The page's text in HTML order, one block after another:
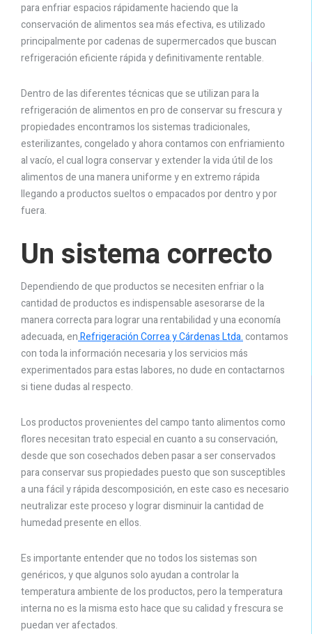
para enfriar espacios rápidamente haciendo que la
conservación de alimentos sea más efectiva, es utilizado
principalmente por cadenas de supermercados que buscan
refrigeración eficiente rápida y definitivamente rentable.
Dentro de las diferentes técnicas que se utilizan para la
refrigeración de alimentos en pro de conservar su frescura y
propiedades encontramos los sistemas tradicionales,
esterilizantes, congelado y ahora contamos con enfriamiento
al vacío, el cual logra conservar y extender la vida útil de los
alimentos de una manera uniforme y en extremo rápida
llegando a productos sueltos o empacados por dentro y por
fuera.
Un sistema correcto
Dependiendo de que productos se necesiten enfriar o la
cantidad de productos es indispensable asesorarse de la
manera correcta para lograr una rentabilidad y una economía
adecuada, enRefrigeración Correa y Cárdenas Ltda.contamos
con toda la información necesaria y los servicios más
experimentados para estas labores, no dude en contactarnos
si tiene dudas al respecto.
Los productos provenientes del campo tanto alimentos como
flores necesitan trato especial en cuanto a su conservación,
desde que son cosechados deben pasar a ser conservados
para conservar sus propiedades puesto que son susceptibles
a una fácil y rápida descomposición, en este caso es necesario
neutralizar este proceso y lograr disminuir la cantidad de
humedad presente en ellos.
Es importante entender que no todos los sistemas son
genéricos, y que algunos solo ayudan a controlar la
temperatura ambiente de los productos, pero la temperatura
interna no es la misma esto hace que su calidad y frescura se
puedan ver afectados.